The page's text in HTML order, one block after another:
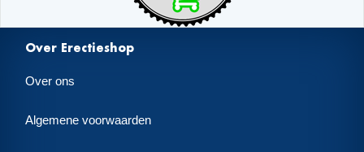
Over Erectieshop
Over ons
Algemene voorwaarden